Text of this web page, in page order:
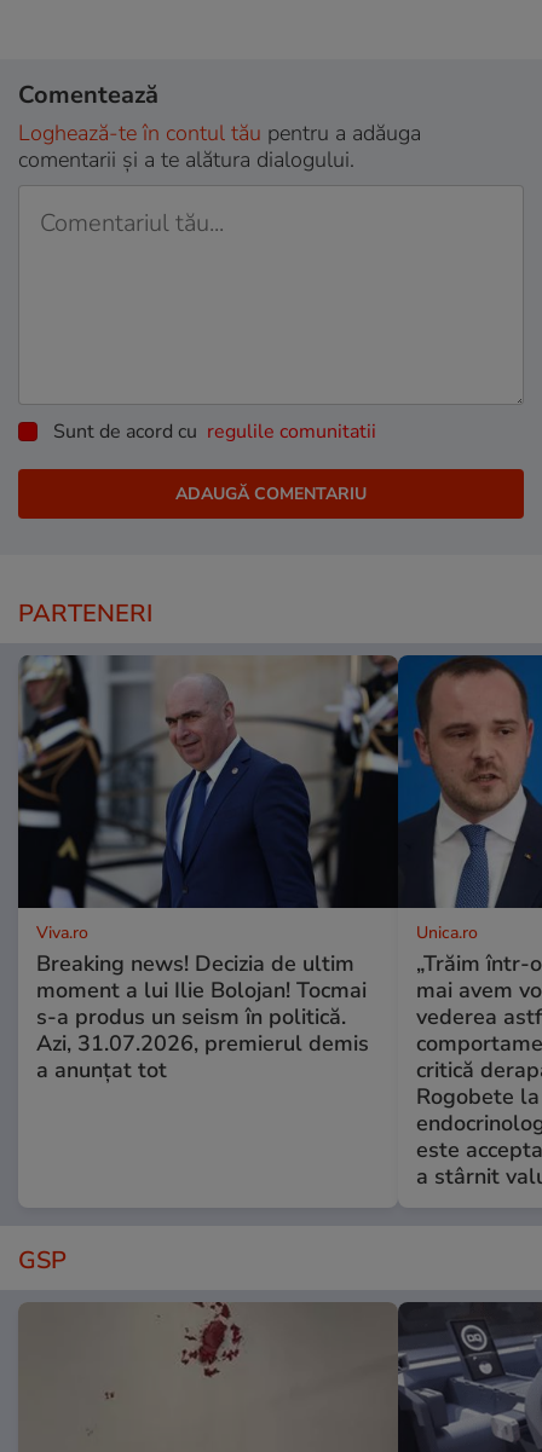
Comentează
Loghează-te în contul tău pentru a adăuga
comentarii și a te alătura dialogului.
Sunt de acord cu regulile comunitatii
PARTENERI
Viva.ro
Breaking news! Decizia de ultim
moment a lui Ilie Bolojan! Tocmai
s-a produs un seism în politică.
Azi, 31.07.2026, premierul demis
a anunțat tot
Unica.ro
„Trăim într-
mai avem
vederea
critică
Rogobete
este
a stârnit
GSP